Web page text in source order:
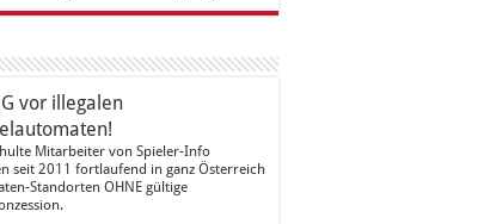
vor illegalen
Mitarbeiter von Spieler-Info
seit 2011 fortlaufend in ganz Österreich
Standorten OHNE gültige